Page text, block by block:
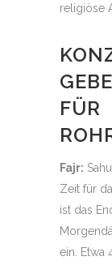
religiöse
FÜR
Fajr:
Zeit für
ist das
ein. Etwa